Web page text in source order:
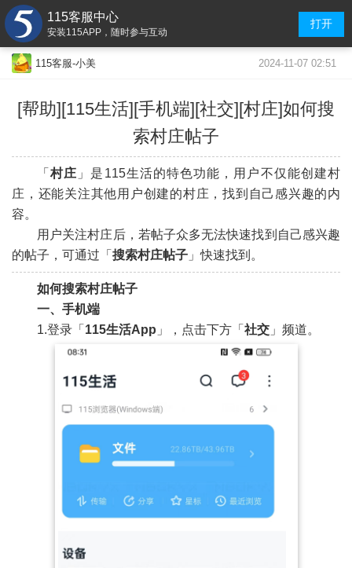
115客服中心
安装115APP，随时参与互动
打开
115客服-小美 2024-11-07 02:51
[帮助][115生活][手机端][社交][村庄]如何搜
索村庄帖子
「村庄 」是115生活的特色功能，用户不仅能创建村
庄，还能关注其他用户创建的村庄，找到自己感兴趣的内
容。
用户关注村庄后，若帖子众多无法快速找到自己感兴趣
的帖子，可通过「 搜索村庄帖子 」快速找到。
如何搜索村庄帖子
一、手机端
1.登录「 115生活App 」，点击下方「 社交 」频道。